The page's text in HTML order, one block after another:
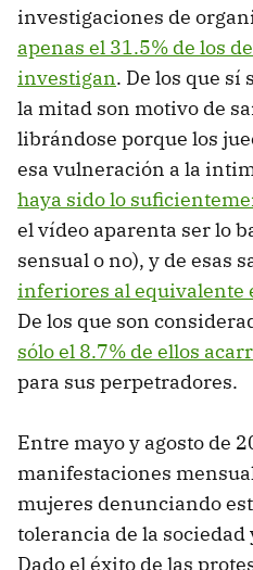
investigaciones de
apenas el 31.5% de los
investigan. De los que sí
la mitad son motivo de
librándose porque los
esa vulneración a la
haya sido lo
el vídeo aparenta ser lo
sensual o no), y de esas
inferiores al equivalente
De los que son
sólo el 8.7% de ellos
para sus perpetradores.
Entre mayo y agosto de
manifestaciones
mujeres denunciando
tolerancia de la sociedad
Dado el éxito de las